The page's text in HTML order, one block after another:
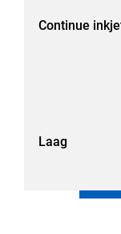
Continue
Laag